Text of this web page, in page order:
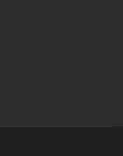
や雨等で濡れた時は他
すめします。
大変移り易い性質が